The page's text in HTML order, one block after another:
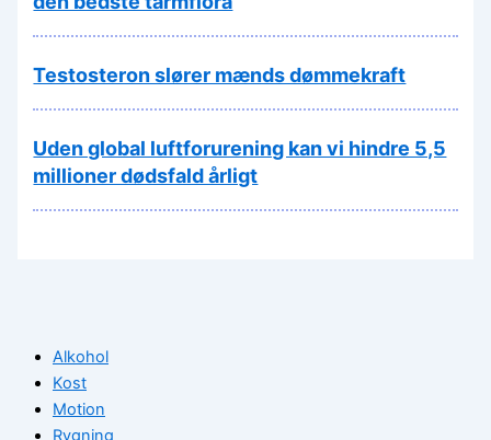
Testosteron slører mænds dømmekraft
Uden global luftforurening kan vi hindre 5,5
millioner dødsfald årligt
Alkohol
Kost
Motion
Rygning